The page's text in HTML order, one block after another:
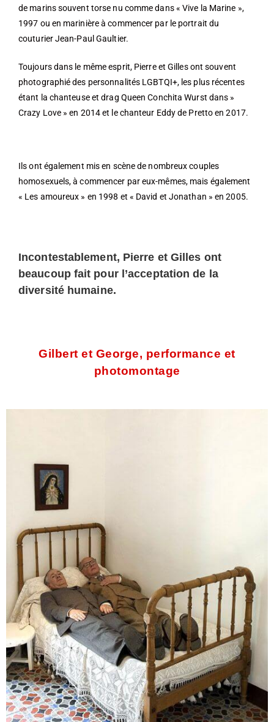
de marins souvent torse nu comme dans « Vive la Marine »,
1997 ou en marinière à commencer par le portrait du
couturier Jean-Paul Gaultier.
Toujours dans le même esprit, Pierre et Gilles ont souvent
photographié des personnalités LGBTQI+, les plus récentes
étant la chanteuse et drag Queen Conchita Wurst dans »
Crazy Love » en 2014 et le chanteur Eddy de Pretto en 2017.
Ils ont également mis en scène de nombreux couples
homosexuels, à commencer par eux-mêmes, mais également
« Les amoureux » en 1998 et « David et Jonathan » en 2005.
Incontestablement, Pierre et Gilles ont
beaucoup fait pour l’acceptation de la
diversité humaine.
Gilbert et George, performance et
photomontage